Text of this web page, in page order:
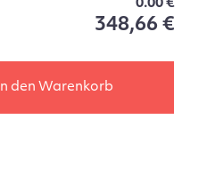
0.00 €
348,66 €
In den Warenkorb